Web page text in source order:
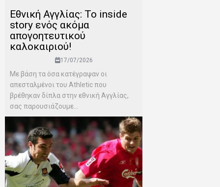
Εθνική Αγγλίας: Το inside
story ενός ακόμα
απογοητευτικού
καλοκαιριού!
17/07/2026
Mε βάση τα όσα κατέγραψαν οι
απεσταλμένοι του Αthletic που
βρέθηκαν δίπλα στην εθνική Αγγλίας,
σας παρουσιάζουμε...